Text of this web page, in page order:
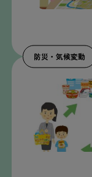
防災 ・ 気候変動